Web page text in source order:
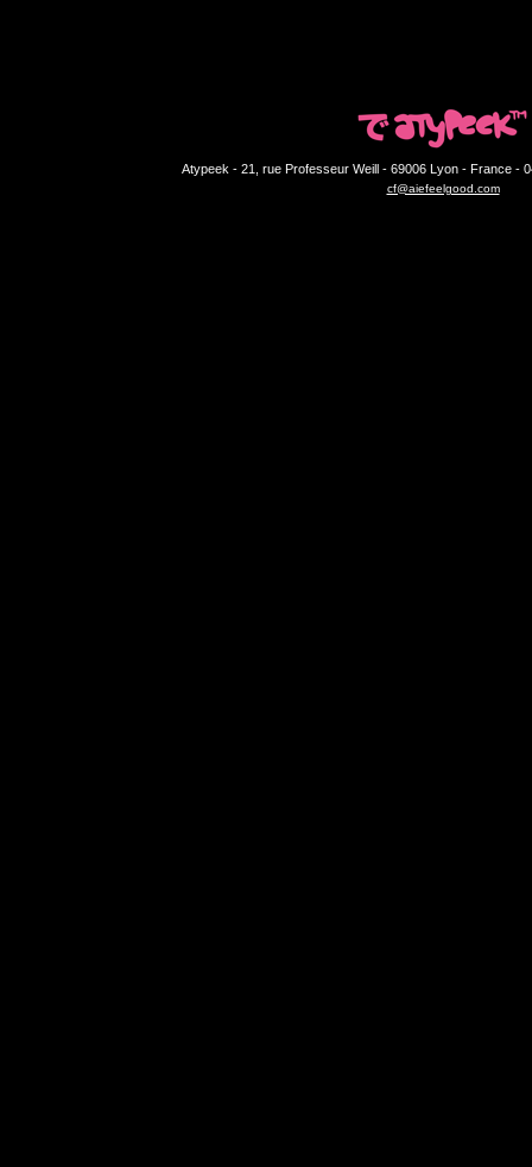
Atypeek - 21, rue Professeur Weill - 69006 Lyon - France -
cf@aiefeelgood.com